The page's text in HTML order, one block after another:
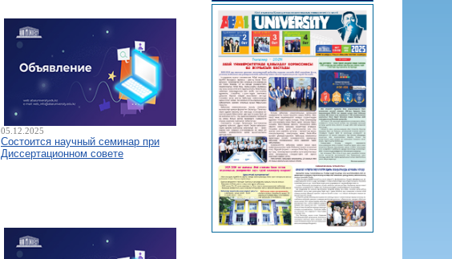
05.12.2025
Состоится научный семинар при
Диссертационном совете